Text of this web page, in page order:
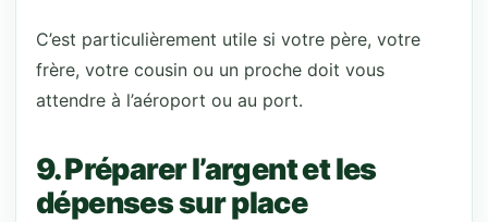
C’est particulièrement utile si votre père, votre
frère, votre cousin ou un proche doit vous
attendre à l’aéroport ou au port.
9. Préparer l’argent et les
dépenses sur place